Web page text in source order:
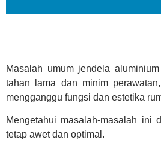
Masalah umum jendela
tahan lama dan minim
mengganggu fungsi dan estetika
Mengetahui masalah-masalah ini
tetap awet dan optimal.